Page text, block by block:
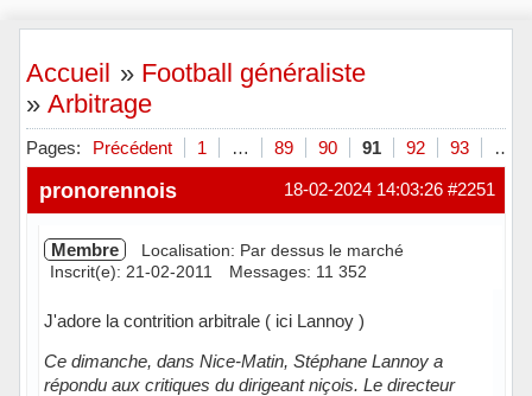
Accueil » Football généraliste
» Arbitrage
Pages: Précédent 1 … 89 90 91 92 93 …
#2251
18-02-2024 14:03:26
pronorennois
Membre
Localisation: Par dessus le marché
Inscrit(e): 21-02-2011
Messages: 11 352
J'adore la contrition arbitrale ( ici Lannoy )
Ce dimanche, dans Nice-Matin, Stéphane Lannoy a
répondu aux critiques du dirigeant niçois. Le directeur